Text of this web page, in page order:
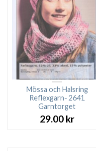
Mössa och Halsring
Reflexgarn- 2641
Garntorget
29.00 kr